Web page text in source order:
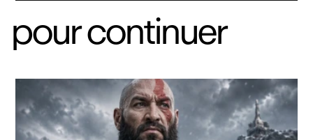
pour continuer